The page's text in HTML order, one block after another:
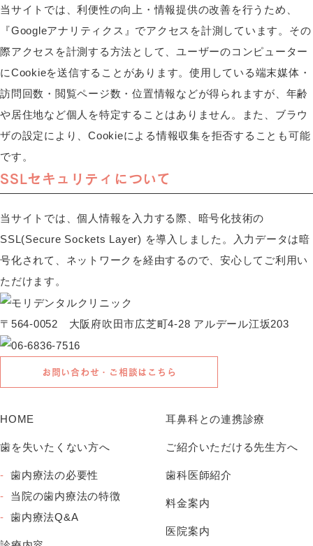
当サイトでは、利便性の向上・情報提供の改善を行うため、
『Googleアナリティクス』でアクセスを計測しています。その
際アクセスを計測する方法として、ユーザーのコンピューター
にCookieを送信することがあります。使用している端末媒体・
訪問回数・閲覧ページ数・位置情報などが得られますが、年齢
や居住地など個人を特定することはありません。また、ブラウ
ザの設定により、Cookieによる情報収集を拒否することも可能
です。
SSLセキュリティについて
当サイトでは、個人情報を入力する際、暗号化技術の
SSL(Secure Sockets Layer) を導入しました。入力データは暗
号化されて、ネットワークを経由するので、安心してご利用い
ただけます。
〒564-0052 大阪府吹田市広芝町4-28 アルデール江坂203
お問い合わせ・ご相談はこちら
HOME
歯を失いたくない方へ
歯内療法の必要性
当院の歯内療法の特徴
歯内療法Q&A
耳鼻科との連携診療
ご紹介いただける先生方へ
歯科医師紹介
料金案内
医院案内